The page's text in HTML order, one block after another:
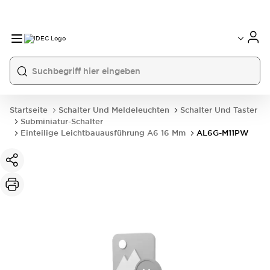
Startseite Schalter Und Meldeleuchten
Schalter Und Taster
Subminiatur-Schalter
Einteilige Leichtbauausführung A6 16 Mm
AL6G-M11PW